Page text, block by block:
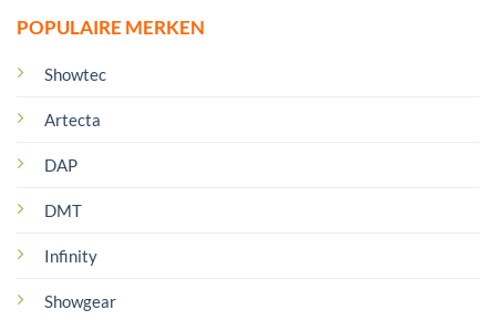
POPULAIRE MERKEN
Showtec
Artecta
DAP
DMT
Infinity
Showgear